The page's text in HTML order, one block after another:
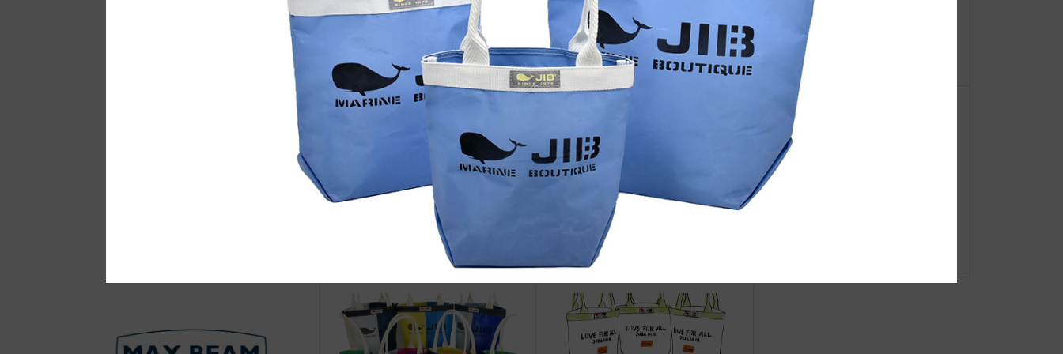
自治体アワード Bronze受賞
☆JIB Group Info☆20/9/28~【重
要】JIB本店・船坂店限定カラーオ
ーダーサービス休止...
ミニチュアの世界
●Event Info●22/11/23～ 高島屋玉川
店にてJIBフェア開催！
●Event Info●23/6/26～ イノブン大
和郡山店にてJIBフェア開催！